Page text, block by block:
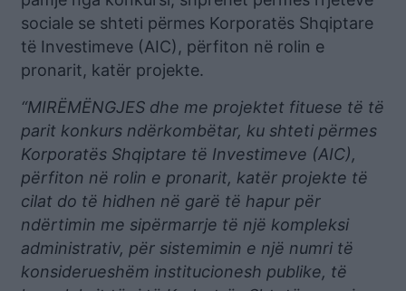
sociale se shteti përmes Korporatës Shqiptare
të Investimeve (AIC), përfiton në rolin e
pronarit, katër projekte.
“MIRËMËNGJES dhe me projektet fituese të të
parit konkurs ndërkombëtar, ku shteti përmes
Korporatës Shqiptare të Investimeve (AIC),
përfiton në rolin e pronarit, katër projekte të
cilat do të hidhen në garë të hapur për
ndërtimin me sipërmarrje të një kompleksi
administrativ, për sistemimin e një numri të
konsiderueshëm institucionesh publike, të